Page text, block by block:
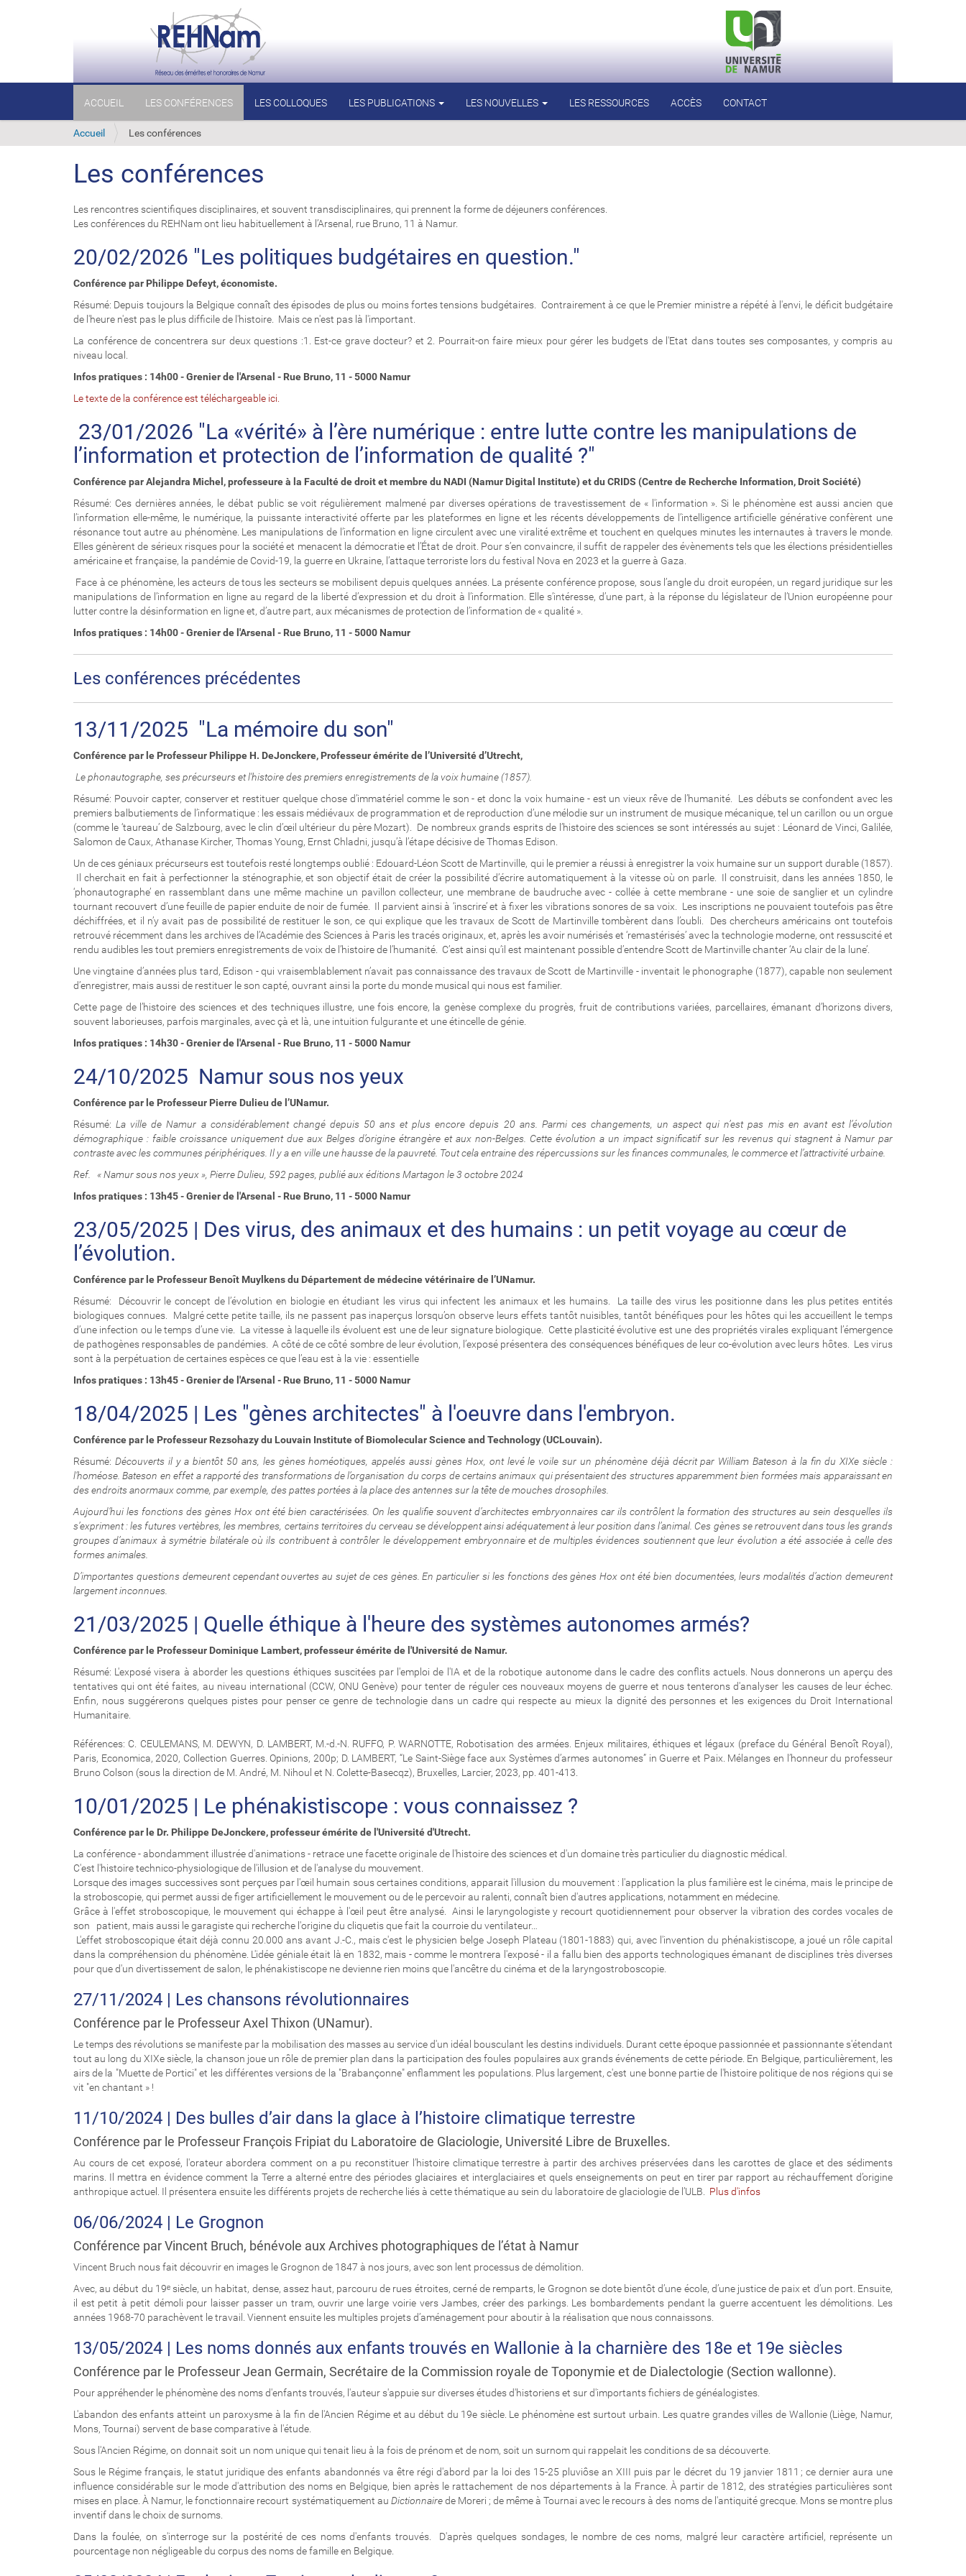
v
g
ACCUEIL LES CONFÉRENCES LES COLLOQUES LES PUBLICATIONS LES NOUVELLES LES RESSOURCES ACCÈS CONTACT
V
o
t
e
c
:
Accueil Les conférences
Les conférences
Les rencontres scientifiques disciplinaires, et souvent transdisciplinaires, qui prennent la forme de déjeuners conférences.
Les conférences du REHNam ont lieu habituellement à l’Arsenal, rue Bruno, 11 à Namur.
20/02/2026 "Les politiques budgétaires en question."
Conférence par Philippe Defeyt, économiste.
Résumé: Depuis toujours la Belgique connaît des épisodes de plus ou moins fortes tensions budgétaires. Contrairement à ce que le Premier ministre a répété à l'envi, le déficit budgétaire
de l'heure n'est pas le plus difficile de l'histoire. Mais ce n'est pas là l'important.
La conférence de concentrera sur deux questions :1. Est-ce grave docteur? et 2. Pourrait-on faire mieux pour gérer les budgets de l'Etat dans toutes ses composantes, y compris au
niveau local.
Infos pratiques : 14h00 - Grenier de l'Arsenal - Rue Bruno, 11 - 5000 Namur
Le texte de la conférence est téléchargeable ici.
23/01/2026 "La «vérité» à l’ère numérique : entre lutte contre les manipulations de
l’information et protection de l’information de qualité ?"
Conférence par Alejandra Michel, professeure à la Faculté de droit et membre du NADI (Namur Digital Institute) et du CRIDS (Centre de Recherche Information, Droit Société)
Résumé: Ces dernières années, le débat public se voit régulièrement malmené par diverses opérations de travestissement de « l'information ». Si le phénomène est aussi ancien que
l’information elle-même, le numérique, la puissante interactivité offerte par les plateformes en ligne et les récents développements de l’intelligence artificielle générative confèrent une
résonance tout autre au phénomène. Les manipulations de l’information en ligne circulent avec une viralité extrême et touchent en quelques minutes les internautes à travers le monde.
Elles génèrent de sérieux risques pour la société et menacent la démocratie et l’État de droit. Pour s’en convaincre, il suffit de rappeler des évènements tels que les élections présidentielles
américaine et française, la pandémie de Covid-19, la guerre en Ukraine, l’attaque terroriste lors du festival Nova en 2023 et la guerre à Gaza.
Face à ce phénomène, les acteurs de tous les secteurs se mobilisent depuis quelques années. La présente conférence propose, sous l’angle du droit européen, un regard juridique sur les
manipulations de l’information en ligne au regard de la liberté d’expression et du droit à l’information. Elle s’intéresse, d’une part, à la réponse du législateur de l’Union européenne pour
lutter contre la désinformation en ligne et, d’autre part, aux mécanismes de protection de l’information de « qualité ».
Infos pratiques : 14h00 - Grenier de l'Arsenal - Rue Bruno, 11 - 5000 Namur
Les conférences précédentes
13/11/2025 "La mémoire du son"
Conférence par le Professeur Philippe H. DeJonckere, Professeur émérite de l’Université d’Utrecht,
Le phonautographe, ses précurseurs et l'histoire des premiers enregistrements de la voix humaine (1857).
Résumé: Pouvoir capter, conserver et restituer quelque chose d’immatériel comme le son - et donc la voix humaine - est un vieux rêve de l’humanité. Les débuts se confondent avec les
premiers balbutiements de l’informatique : les essais médiévaux de programmation et de reproduction d’une mélodie sur un instrument de musique mécanique, tel un carillon ou un orgue
(comme le ‘taureau’ de Salzbourg, avec le clin d’œil ultérieur du père Mozart). De nombreux grands esprits de l’histoire des sciences se sont intéressés au sujet : Léonard de Vinci, Galilée,
Salomon de Caux, Athanase Kircher, Thomas Young, Ernst Chladni, jusqu’à l’étape décisive de Thomas Edison.
Un de ces géniaux précurseurs est toutefois resté longtemps oublié : Edouard-Léon Scott de Martinville, qui le premier a réussi à enregistrer la voix humaine sur un support durable (1857).
Il cherchait en fait à perfectionner la sténographie, et son objectif était de créer la possibilité d’écrire automatiquement à la vitesse où on parle. Il construisit, dans les années 1850, le
‘phonautographe’ en rassemblant dans une même machine un pavillon collecteur, une membrane de baudruche avec - collée à cette membrane - une soie de sanglier et un cylindre
tournant recouvert d’une feuille de papier enduite de noir de fumée. Il parvient ainsi à ‘inscrire’ et à fixer les vibrations sonores de sa voix. Les inscriptions ne pouvaient toutefois pas être
déchiffrées, et il n’y avait pas de possibilité de restituer le son, ce qui explique que les travaux de Scott de Martinville tombèrent dans l’oubli. Des chercheurs américains ont toutefois
retrouvé récemment dans les archives de l’Académie des Sciences à Paris les tracés originaux, et, après les avoir numérisés et ‘remastérisés’ avec la technologie moderne, ont ressuscité et
rendu audibles les tout premiers enregistrements de voix de l’histoire de l’humanité. C’est ainsi qu’il est maintenant possible d’entendre Scott de Martinville chanter ‘Au clair de la lune’.
Une vingtaine d’années plus tard, Edison - qui vraisemblablement n’avait pas connaissance des travaux de Scott de Martinville - inventait le phonographe (1877), capable non seulement
d’enregistrer, mais aussi de restituer le son capté, ouvrant ainsi la porte du monde musical qui nous est familier.
Cette page de l’histoire des sciences et des techniques illustre, une fois encore, la genèse complexe du progrès, fruit de contributions variées, parcellaires, émanant d’horizons divers,
souvent laborieuses, parfois marginales, avec çà et là, une intuition fulgurante et une étincelle de génie.
Infos pratiques : 14h30 - Grenier de l'Arsenal - Rue Bruno, 11 - 5000 Namur
24/10/2025 Namur sous nos yeux
Conférence par le Professeur Pierre Dulieu de l’UNamur.
Résumé: La ville de Namur a considérablement changé depuis 50 ans et plus encore depuis 20 ans. Parmi ces changements, un aspect qui n’est pas mis en avant est l’évolution
démographique : faible croissance uniquement due aux Belges d’origine étrangère et aux non-Belges. Cette évolution a un impact significatif sur les revenus qui stagnent à Namur par
contraste avec les communes périphériques. Il y a en ville une hausse de la pauvreté. Tout cela entraine des répercussions sur les finances communales, le commerce et l’attractivité urbaine.
Ref. « Namur sous nos yeux », Pierre Dulieu, 592 pages, publié aux éditions Martagon le 3 octobre 2024
Infos pratiques : 13h45 - Grenier de l'Arsenal - Rue Bruno, 11 - 5000 Namur
23/05/2025 | Des virus, des animaux et des humains : un petit voyage au cœur de
l’évolution.
Conférence par le Professeur Benoît Muylkens du Département de médecine vétérinairede l’UNamur.
Résumé:
Découvrir le concept de l’évolution en biologie en étudiant les virus qui infectent les animaux et les humains. La taille des virus les positionne dans les plus petites entités
biologiques connues. Malgré cette petite taille, ils ne passent pas inaperçus lorsqu’on observe leurs effets tantôt nuisibles, tantôt bénéfiques pour les hôtes qui les accueillent le temps
d’une infection ou le temps d’une vie. La vitesse à laquelle ils évoluent est une de leur signature biologique. Cette plasticité évolutive est une des propriétés virales expliquant l’émergence
de pathogènes responsables de pandémies. A côté de ce côté sombre de leur évolution, l’exposé présentera des conséquences bénéfiques de leur co-évolution avec leurs hôtes. Les virus
sont à la perpétuation de certaines espèces ce que l’eau est à la vie : essentielle
Infos pratiques : 13h45 - Grenier de l'Arsenal - Rue Bruno, 11 - 5000 Namur
18/04/2025 | Les "gènes architectes" à l'oeuvre dans l'embryon.
Conférence par le Professeur Rezsohazy du Louvain Institute of Biomolecular Science and Technology (UCLouvain).
Résumé: Découverts il y a bientôt 50 ans, les gènes homéotiques, appelés aussi gènes Hox, ont levé le voile sur un phénomène déjà décrit par William Bateson à la fin du XIXe siècle :
l’homéose. Bateson en effet a rapporté des transformations de l’organisation du corps de certains animaux qui présentaient des structures apparemment bien formées mais apparaissant en
des endroits anormaux comme, par exemple, des pattes portées à la place des antennes sur la tête de mouches drosophiles.
Aujourd’hui les fonctions des gènes Hox ont été bien caractérisées. On les qualifie souvent d’architectes embryonnaires car ils contrôlent la formation des structures au sein desquelles ils
s’expriment : les futures vertèbres, les membres, certains territoires du cerveau se développent ainsi adéquatement à leur position dans l’animal. Ces gènes se retrouvent dans tous les grands
groupes d’animaux à symétrie bilatérale où ils contribuent à contrôler le développement embryonnaire et de multiples évidences soutiennent que leur évolution a été associée à celle des
formes animales.
D’importantes questions demeurent cependant ouvertes au sujet de ces gènes. En particulier si les fonctions des gènes Hox ont été bien documentées, leurs modalités d’action demeurent
largement inconnues.
21/03/2025 | Quelle éthique à l'heure des systèmes autonomes armés?
Conférence par le Professeur Dominique Lambert, professeur émérite de l'Université de Namur.
Résumé: L'exposé visera à aborder les questions éthiques suscitées par l'emploi de l'IA et de la robotique autonome dans le cadre des conflits actuels. Nous donnerons un aperçu des
tentatives qui ont été faites, au niveau international (CCW, ONU Genève) pour tenter de réguler ces nouveaux moyens de guerre et nous tenterons d'analyser les causes de leur échec.
Enfin, nous suggérerons quelques pistes pour penser ce genre de technologie dans un cadre qui respecte au mieux la dignité des personnes et les exigences du Droit International
Humanitaire.
Références: C. CEULEMANS, M. DEWYN, D. LAMBERT, M.-d.-N. RUFFO, P. WARNOTTE, Robotisation des armées. Enjeux militaires, éthiques et légaux (preface du Général Benoît Royal),
Paris, Economica, 2020, Collection Guerres. Opinions, 200p; D. LAMBERT, “Le Saint-Siège face aux Systèmes d’armes autonomes” in Guerre et Paix. Mélanges en l’honneur du professeur
Bruno Colson (sous la direction de M. André, M. Nihoul et N. Colette-Basecqz), Bruxelles, Larcier, 2023, pp. 401-413.
10/01/2025 | Le phénakistiscope : vous connaissez ?
Conférence par le Dr. Philippe DeJonckere, professeur émérite de l'Université d'Utrecht.
La conférence - abondamment illustrée d'animations - retrace une facette originale de l'histoire des sciences et d'un domaine très particulier du diagnostic médical.
C'est l'histoire technico-physiologique de l'illusion et de l'analyse du mouvement.
Lorsque des images successives sont perçues par l'œil humain sous certaines conditions, apparait l'illusion du mouvement : l'application la plus familière est le cinéma, mais le principe de
la stroboscopie, qui permet aussi de figer artificiellement le mouvement ou de le percevoir au ralenti, connaît bien d'autres applications, notamment en médecine.
Grâce à l'effet stroboscopique, le mouvement qui échappe à l'œil peut être analysé. Ainsi le laryngologiste y recourt quotidiennement pour observer la vibration des cordes vocales de
son patient, mais aussi le garagiste qui recherche l'origine du cliquetis que fait la courroie du ventilateur…
L'effet stroboscopique était déjà connu 20.000 ans avant J.-C., mais c'est le physicien belge Joseph Plateau (1801-1883) qui, avec l'invention du phénakistiscope, a joué un rôle capital
dans la compréhension du phénomène. L'idée géniale était là en 1832, mais - comme le montrera l'exposé - il a fallu bien des apports technologiques émanant de disciplines très diverses
pour que d'un divertissement de salon, le phénakistiscope ne devienne rien moins que l'ancêtre du cinéma et de la laryngostroboscopie.
27/11/2024 | Les chansons révolutionnaires
Conférence par le Professeur Axel Thixon (UNamur).
Le temps des révolutions se manifeste par la mobilisation des masses au service d'un idéal bousculant les destins individuels. Durant cette époque passionnée et passionnante s'étendant
tout au long du XIXe siècle, la chanson joue un rôle de premier plan dans la participation des foules populaires aux grands événements de cette période. En Belgique, particulièrement, les
airs de la "Muette de Portici" et les différentes versions de la "Brabançonne" enflamment les populations. Plus largement, c'est une bonne partie de l'histoire politique de nos régions qui se
vit "en chantant » !
11/10/2024 | Des bulles d’air dans la glace à l’histoire climatique terrestre
Conférence par le Professeur François Fripiat du Laboratoire de Glaciologie, Université Libre de Bruxelles.
Au cours de cet exposé, l'orateur abordera comment on a pu reconstituer l’histoire climatique terrestre à partir des archives préservées dans les carottes de glace et des sédiments
marins. Il mettra en évidence comment la Terre a alterné entre des périodes glaciaires et interglaciaires et quels enseignements on peut en tirer par rapport au réchauffement d’origine
anthropique actuel. Il présentera ensuite les différents projets de recherche liés à cette thématique au sein du laboratoire de glaciologie de l’ULB. Plus d'infos
06/06/2024 | Le Grognon
Conférence par Vincent Bruch, bénévole aux Archives photographiques de l’état à Namur
Vincent Bruch nous fait découvrir en images le Grognon de 1847 à nos jours, avec son lent processus de démolition.
Avec, au début du 19ᵉ siècle, un habitat, dense, assez haut, parcouru de rues étroites, cerné de remparts, le Grognon se dote bientôt d’une école, d’une justice de paix et d’un port. Ensuite,
il est petit à petit démoli pour laisser passer un tram, ouvrir une large voirie vers Jambes, créer des parkings. Les bombardements pendant la guerre accentuent les démolitions. Les
années 1968-70 parachèvent le travail. Viennent ensuite les multiples projets d’aménagement pour aboutir à la réalisation que nous connaissons.
13/05/2024 | Les noms donnés aux enfants trouvés en Wallonie à la charnière des 18e et 19e siècles
Conférence par le Professeur Jean Germain, Secrétaire de la Commission royale de Toponymie et de Dialectologie (Section wallonne).
Pour appréhender le phénomène des noms d'enfants trouvés, l'auteur s'appuie sur diverses études d'historiens et sur d'importants fichiers de généalogistes.
L'abandon des enfants atteint un paroxysme à la fin de l'Ancien Régime et au début du 19e siècle. Le phénomène est surtout urbain. Les quatre grandes villes de Wallonie (Liège, Namur,
Mons, Tournai) servent de base comparative à l'étude.
Sous l'Ancien Régime, on donnait soit un nom unique qui tenait lieu à la fois de prénom et de nom, soit un surnom qui rappelait les conditions de sa découverte.
Sous le Régime français, le statut juridique des enfants abandonnés va être régi d'abord par la loi des 15-25 pluviôse an XIII puis par le décret du 19 janvier 1811 ; ce dernier aura une
influence considérable sur le mode d'attribution des noms en Belgique, bien après le rattachement de nos départements à la France. À partir de 1812, des stratégies particulières sont
mises en place. À Namur, le fonctionnaire recourt systématiquement au Dictionnairede Moreri ; de même à Tournai avec le recours à des noms de l'antiquité grecque. Mons se montre plus
inventif dans le choix de surnoms.
Dans la foulée, on s'interroge sur la postérité de ces noms d'enfants trouvés. D'après quelques sondages, le nombre de ces noms, malgré leur caractère artificiel, représente un
pourcentage non négligeable du corpus des noms de famille en Belgique.